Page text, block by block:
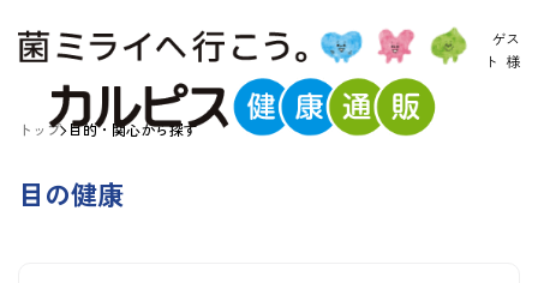
ゲス
ト 様
トップ 目的・関心から探す
目の健康